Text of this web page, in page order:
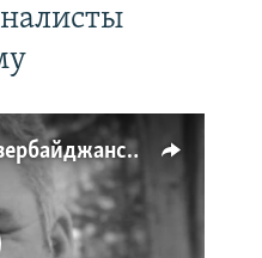
Имидж – все. Почему азербайджанские правозащитники и независимые журналисты попадают в тюрьму
available